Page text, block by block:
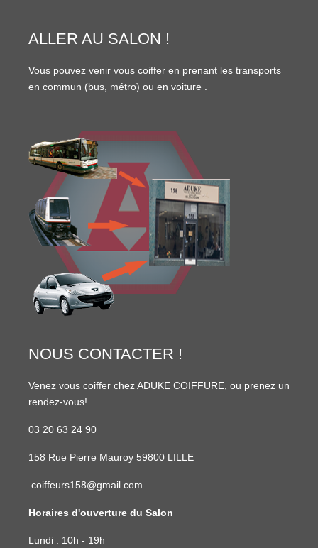
ALLER AU SALON !
Vous pouvez venir vous coiffer en prenant les transports
en commun (bus, métro) ou en voiture .
NOUS CONTACTER !
Venez vous coiffer chez ADUKE COIFFURE, ou prenez un
rendez-vous!
03 20 63 24 90
158 Rue Pierre Mauroy 59800 LILLE
coiffeurs158@gmail.com
Horaires d'ouverture du Salon
Lundi : 10h - 19h